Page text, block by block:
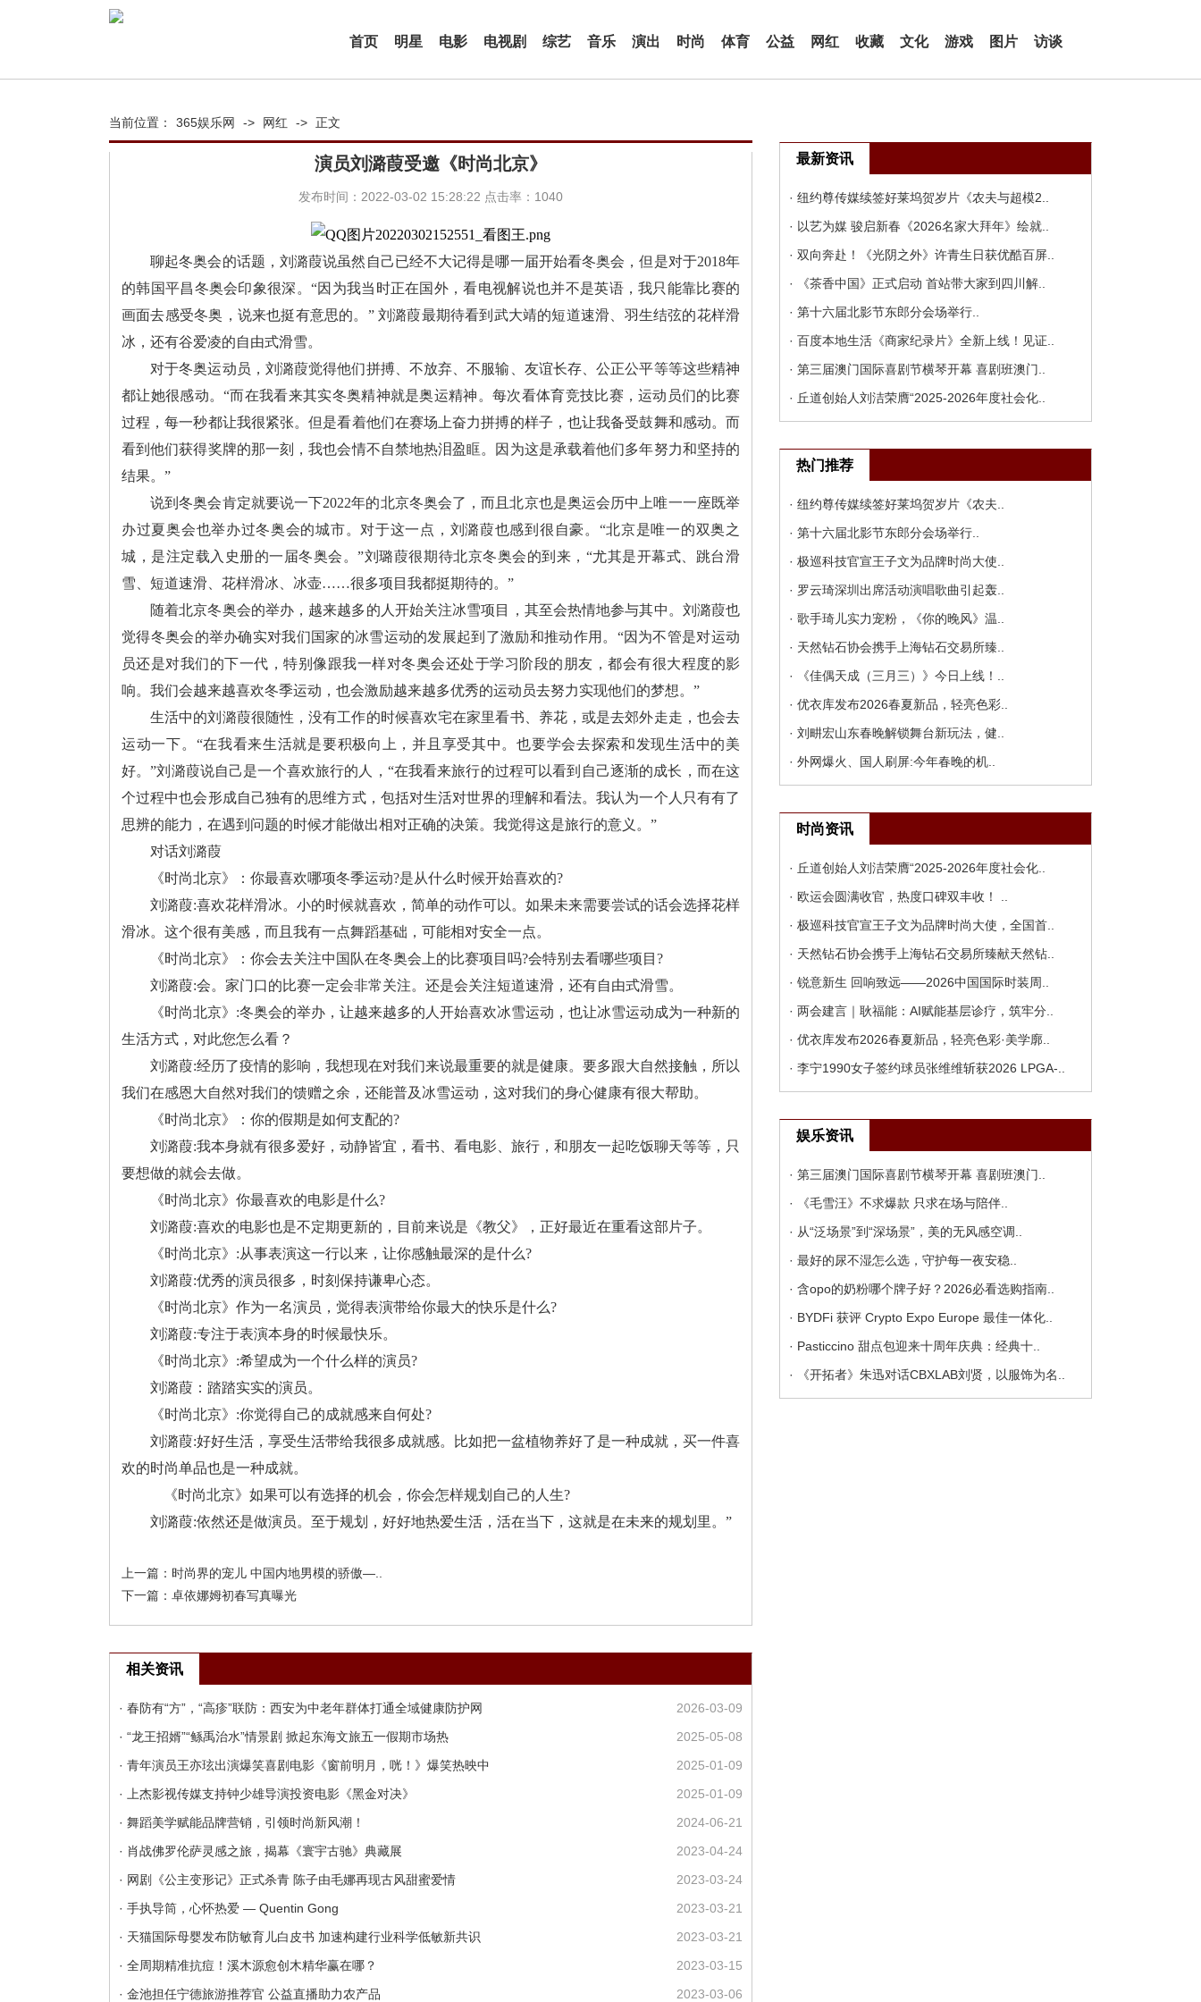
首页 明星 电影 电视剧 综艺 音乐 演出 时尚 体育 公益 网红 收藏 文化 游戏 图片 访谈
当前位置： 365娱乐网 -> 网红 -> 正文
演员刘潞葭受邀《时尚北京》
发布时间：2022-03-02 15:28:22 点击率：1040
聊起冬奥会的话题，刘潞葭说虽然自己已经不大记得是哪一届开始看冬奥会，但是对于2018年
的韩国平昌冬奥会印象很深。“因为我当时正在国外，看电视解说也并不是英语，我只能靠比赛的
画面去感受冬奥，说来也挺有意思的。” 刘潞葭最期待看到武大靖的短道速滑、羽生结弦的花样滑
冰，还有谷爱凌的自由式滑雪。
对于冬奥运动员，刘潞葭觉得他们拼搏、不放弃、不服输、友谊长存、公正公平等等这些精神
都让她很感动。“而在我看来其实冬奥精神就是奥运精神。每次看体育竞技比赛，运动员们的比赛
过程，每一秒都让我很紧张。但是看着他们在赛场上奋力拼搏的样子，也让我备受鼓舞和感动。而
看到他们获得奖牌的那一刻，我也会情不自禁地热泪盈眶。因为这是承载着他们多年努力和坚持的
结果。”
说到冬奥会肯定就要说一下2022年的北京冬奥会了，而且北京也是奥运会历中上唯一一座既举
办过夏奥会也举办过冬奥会的城市。对于这一点，刘潞葭也感到很自豪。“北京是唯一的双奥之
城，是注定载入史册的一届冬奥会。”刘璐葭很期待北京冬奥会的到来，“尤其是开幕式、跳台滑
雪、短道速滑、花样滑冰、冰壶……很多项目我都挺期待的。”
随着北京冬奥会的举办，越来越多的人开始关注冰雪项目，其至会热情地参与其中。刘潞葭也
觉得冬奥会的举办确实对我们国家的冰雪运动的发展起到了激励和推动作用。“因为不管是对运动
员还是对我们的下一代，特别像跟我一样对冬奥会还处于学习阶段的朋友，都会有很大程度的影
响。我们会越来越喜欢冬季运动，也会激励越来越多优秀的运动员去努力实现他们的梦想。”
生活中的刘潞葭很随性，没有工作的时候喜欢宅在家里看书、养花，或是去郊外走走，也会去
运动一下。“在我看来生活就是要积极向上，并且享受其中。也要学会去探索和发现生活中的美
好。”刘潞葭说自己是一个喜欢旅行的人，“在我看来旅行的过程可以看到自己逐渐的成长，而在这
个过程中也会形成自己独有的思维方式，包括对生活对世界的理解和看法。我认为一个人只有有了
思辨的能力，在遇到问题的时候才能做出相对正确的决策。我觉得这是旅行的意义。”
对话刘潞葭
《时尚北京》：你最喜欢哪项冬季运动?是从什么时候开始喜欢的?
刘潞葭:喜欢花样滑冰。小的时候就喜欢，简单的动作可以。如果未来需要尝试的话会选择花样
滑冰。这个很有美感，而且我有一点舞蹈基础，可能相对安全一点。
《时尚北京》：你会去关注中国队在冬奥会上的比赛项目吗?会特别去看哪些项目?
刘潞葭:会。家门口的比赛一定会非常关注。还是会关注短道速滑，还有自由式滑雪。
《时尚北京》:冬奥会的举办，让越来越多的人开始喜欢冰雪运动，也让冰雪运动成为一种新的
生活方式，对此您怎么看？
刘潞葭:经历了疫情的影响，我想现在对我们来说最重要的就是健康。要多跟大自然接触，所以
我们在感恩大自然对我们的馈赠之余，还能普及冰雪运动，这对我们的身心健康有很大帮助。
《时尚北京》：你的假期是如何支配的?
刘潞葭:我本身就有很多爱好，动静皆宜，看书、看电影、旅行，和朋友一起吃饭聊天等等，只
要想做的就会去做。
《时尚北京》你最喜欢的电影是什么?
刘潞葭:喜欢的电影也是不定期更新的，目前来说是《教父》，正好最近在重看这部片子。
《时尚北京》:从事表演这一行以来，让你感触最深的是什么?
刘潞葭:优秀的演员很多，时刻保持谦卑心态。
《时尚北京》作为一名演员，觉得表演带给你最大的快乐是什么?
刘潞葭:专注于表演本身的时候最快乐。
《时尚北京》:希望成为一个什么样的演员?
刘潞葭：踏踏实实的演员。
《时尚北京》:你觉得自己的成就感来自何处?
刘潞葭:好好生活，享受生活带给我很多成就感。比如把一盆植物养好了是一种成就，买一件喜
欢的时尚单品也是一种成就。
《时尚北京》如果可以有选择的机会，你会怎样规划自己的人生?
刘潞葭:依然还是做演员。至于规划，好好地热爱生活，活在当下，这就是在未来的规划里。”
上一篇： 时尚界的宠儿 中国内地男模的骄傲—..
下一篇： 卓依娜姆初春写真曝光
相关资讯
· 春防有“方”，“高疹”联防：西安为中老年群体打通全域健康防护网
2026-03-09
· “龙王招婿”“鲧禹治水”情景剧 掀起东海文旅五一假期市场热
2025-05-08
· 青年演员王亦玹出演爆笑喜剧电影《窗前明月，咣！》爆笑热映中
2025-01-09
· 上杰影视传媒支持钟少雄导演投资电影《黑金对决》
2025-01-09
· 舞蹈美学赋能品牌营销，引领时尚新风潮！
2024-06-21
· 肖战佛罗伦萨灵感之旅，揭幕《寰宇古驰》典藏展
2023-04-24
· 网剧《公主变形记》正式杀青 陈子由毛娜再现古风甜蜜爱情
2023-03-24
· 手执导筒，心怀热爱 — Quentin Gong
2023-03-21
· 天猫国际母婴发布防敏育儿白皮书 加速构建行业科学低敏新共识
2023-03-21
· 全周期精准抗痘！溪木源愈创木精华赢在哪？
2023-03-15
· 金池担任宁德旅游推荐官 公益直播助力农产品
2023-03-06
最新资讯
· 纽约尊传媒续签好莱坞贺岁片《农夫与超模2..
· 以艺为媒 骏启新春《2026名家大拜年》绘就..
· 双向奔赴！《光阴之外》许青生日获优酷百屏..
· 《茶香中国》正式启动 首站带大家到四川解..
· 第十六届北影节东郎分会场举行..
· 百度本地生活《商家纪录片》全新上线！见证..
· 第三届澳门国际喜剧节横琴开幕 喜剧班澳门..
· 丘道创始人刘洁荣膺“2025-2026年度社会化..
热门推荐
· 纽约尊传媒续签好莱坞贺岁片《农夫..
· 第十六届北影节东郎分会场举行..
· 极巡科技官宣王子文为品牌时尚大使..
· 罗云琦深圳出席活动演唱歌曲引起轰..
· 歌手琦儿实力宠粉，《你的晚风》温..
· 天然钻石协会携手上海钻石交易所臻..
· 《佳偶天成（三月三）》今日上线！..
· 优衣库发布2026春夏新品，轻亮色彩..
· 刘畊宏山东春晚解锁舞台新玩法，健..
· 外网爆火、国人刷屏:今年春晚的机..
时尚资讯
· 丘道创始人刘洁荣膺“2025-2026年度社会化..
· 欧运会圆满收官，热度口碑双丰收！ ..
· 极巡科技官宣王子文为品牌时尚大使，全国首..
· 天然钻石协会携手上海钻石交易所臻献天然钻..
· 锐意新生 回响致远——2026中国国际时装周..
· 两会建言｜耿福能：AI赋能基层诊疗，筑牢分..
· 优衣库发布2026春夏新品，轻亮色彩·美学廓..
· 李宁1990女子签约球员张维维斩获2026 LPGA-..
娱乐资讯
· 第三届澳门国际喜剧节横琴开幕 喜剧班澳门..
· 《毛雪汪》不求爆款 只求在场与陪伴..
· 从“泛场景”到“深场景”，美的无风感空调..
· 最好的尿不湿怎么选，守护每一夜安稳..
· 含opo的奶粉哪个牌子好？2026必看选购指南..
· BYDFi 获评 Crypto Expo Europe 最佳一体化..
· Pasticcino 甜点包迎来十周年庆典：经典十..
· 《开拓者》朱迅对话CBXLAB刘贤，以服饰为名..